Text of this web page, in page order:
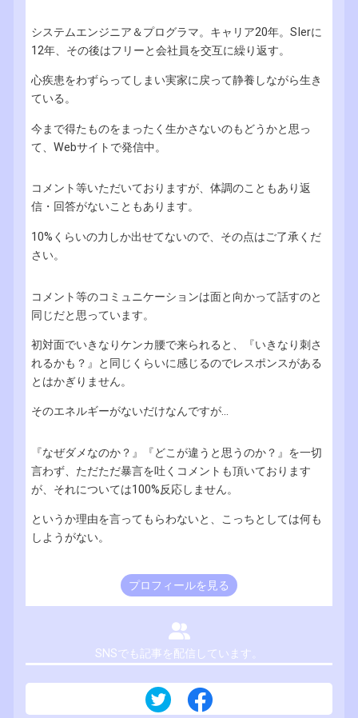
システムエンジニア＆プログラマ。キャリア20年。SIerに
12年、その後はフリーと会社員を交互に繰り返す。
心疾患をわずらってしまい実家に戻って静養しながら生き
ている。
今まで得たものをまったく生かさないのもどうかと思っ
て、Webサイトで発信中。
コメント等いただいておりますが、体調のこともあり返
信・回答がないこともあります。
10%くらいの力しか出せてないので、その点はご了承くだ
さい。
コメント等のコミュニケーションは面と向かって話すのと
同じだと思っています。
初対面でいきなりケンカ腰で来られると、『いきなり刺さ
れるかも？』と同じくらいに感じるのでレスポンスがある
とはかぎりません。
そのエネルギーがないだけなんですが...
『なぜダメなのか？』『どこが違うと思うのか？』を一切
言わず、ただただ暴言を吐くコメントも頂いております
が、それについては100%反応しません。
というか理由を言ってもらわないと、こっちとしては何も
しようがない。
プロフィールを見る
SNSでも記事を配信しています。